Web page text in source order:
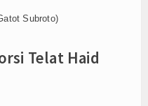
Subroto)
Telat Haid